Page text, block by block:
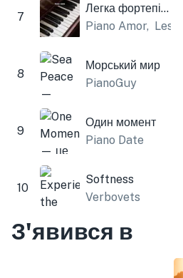
7
Легка фортепіанна імпровізація
Piano Amor, Lesfm
8
Морський мир
PianoGuy
9
Один момент
Piano Date
10
Softness
Verbovets
З'явився в